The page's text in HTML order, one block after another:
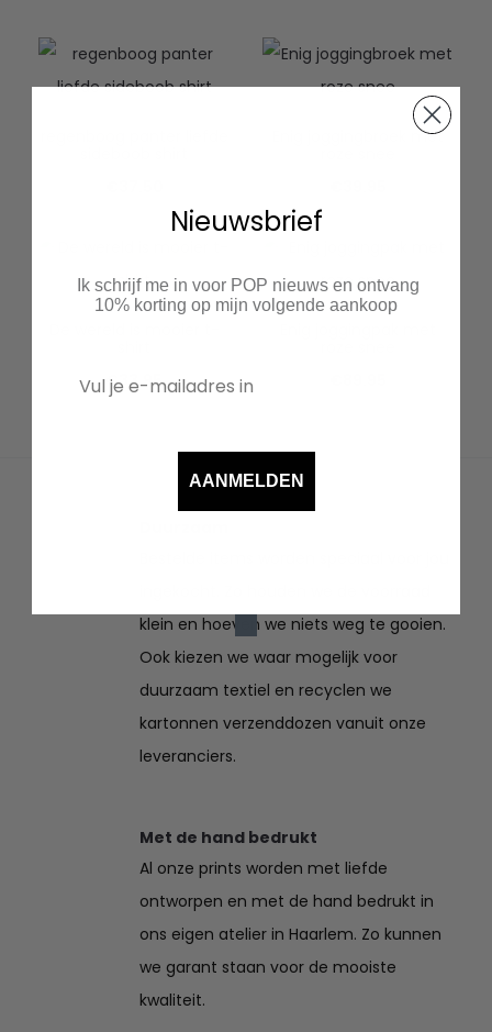
Enig joggingbroek met
€33.95
klein en hoeven we niets weg te gooien.
Ook kiezen we waar mogelijk voor
duurzaam textiel en recyclen we
kartonnen verzenddozen vanuit onze
leveranciers.
Met de hand bedrukt
Al onze prints worden met liefde
ontworpen en met de hand bedrukt in
ons eigen atelier in Haarlem. Zo kunnen
we garant staan voor de mooiste
kwaliteit.
Nieuwsbrief
Ik schrijf me in voor POP nieuws en ontvang
10% korting op mijn volgende aankoop
AANMELDEN